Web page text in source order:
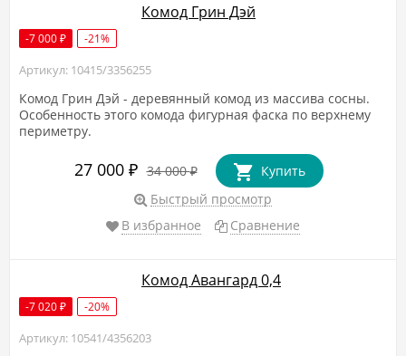
Комод Грин Дэй
-7 000 ₽ -21%
Артикул: 10415/3356255
Комод Грин Дэй - деревянный комод из массива сосны.
Особенность этого комода фигурная фаска по верхнему
периметру.
27 000 ₽ 34 000₽
Купить
Быстрый просмотр
В избранное
Сравнение
Комод Авангард 0,4
-7 020 ₽ -20%
Артикул: 10541/4356203